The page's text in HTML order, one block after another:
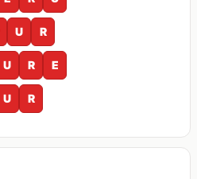
U R
U R E
U R